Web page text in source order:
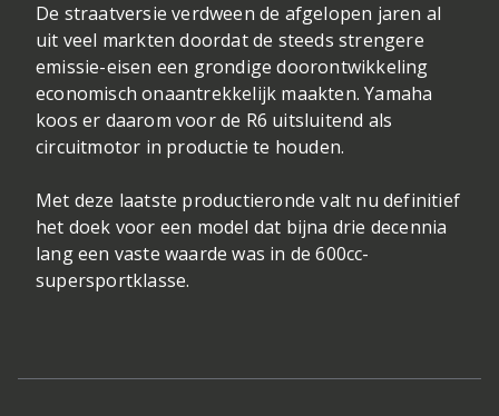
De straatversie verdween de afgelopen jaren al
uit veel markten doordat de steeds strengere
emissie-eisen een grondige doorontwikkeling
economisch onaantrekkelijk maakten. Yamaha
koos er daarom voor de R6 uitsluitend als
circuitmotor in productie te houden.
Met deze laatste productieronde valt nu definitief
het doek voor een model dat bijna drie decennia
lang een vaste waarde was in de 600cc-
supersportklasse.